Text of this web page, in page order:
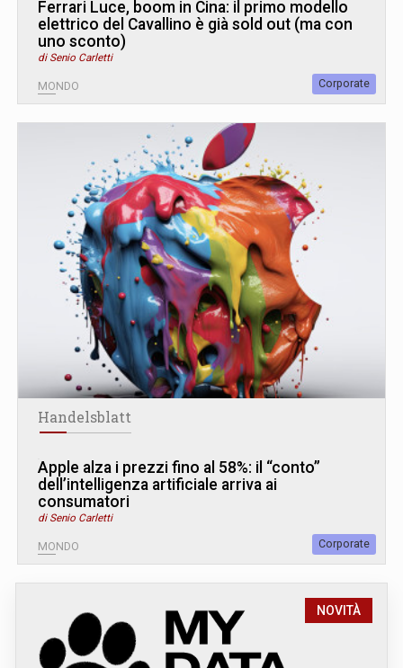
Ferrari Luce, boom in Cina: il primo modello
elettrico del Cavallino è già sold out (ma con
uno sconto)
di Senio Carletti
MONDO Corporate
Handelsblatt
Apple alza i prezzi fino al 58%: il “conto”
dell’intelligenza artificiale arriva ai
consumatori
di Senio Carletti
MONDO Corporate
NOVITÀ